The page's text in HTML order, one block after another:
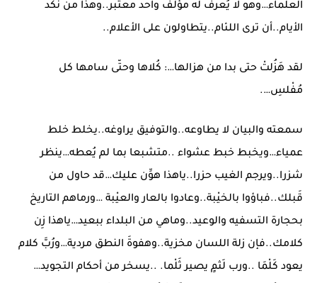
العلماء…وهو لا يُعرف له مؤلف واحد معتبر..وهذا من نكد
الأيام..أن ترى اللئام..يتطاولون على الأعلام..
لقد هَزُلتْ حتى بدا من هزالها…: كُلاها وحتّى سامها كل
مُفْلسِ….
سمعته والبيان لا يطاوعه..والتوفيق يراوغه..يخلط خلط
عمياء…ويخبط خبط عشواء ..متشبعا بما لم يُعطه…ينظر
شزرا..ويرجم الغيب حزرا..ياهذا هوِّن عليك…قد حاول من
قَبلك..فباؤوا بالخيْبة..وعادوا بالعار والعيْبة …ورماهم التاريخ
بحجارة التسفيه والوعيد..وماهي من البلداء ببعيد…ياهذا زِن
كلامك..فإن زلة اللسان مخزية..وهفوةَ النطق مردية…ورُبَّ كلام
يعود كَلْمَا ..ورب لَثمٍ يصير ثَلْما. ..يسخر من أحكام التجويد…